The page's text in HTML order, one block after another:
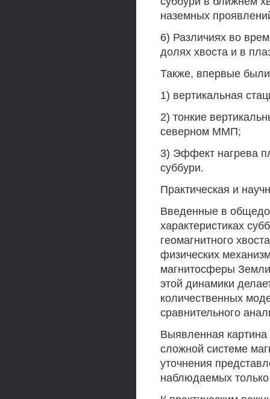
наземных
6) Различиях во
долях хвоста и в
Также, впервые
1) вертикальная
2) тонкие
северном ММП;
3) Эффект нагрева
суббури.
Практическая и
Введенные в
характеристиках
геомагнитного
физических
магнитосферы
этой динамики
количественных
сравнительного
Выявленная
сложной системе
уточнения
наблюдаемых